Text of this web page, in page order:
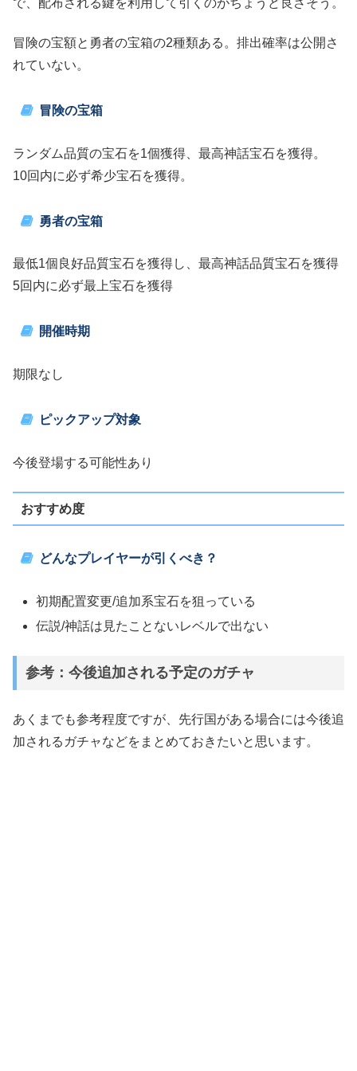
冒険の宝額と勇者の宝箱の2種類ある。排出確率は公開さ
れていない。
冒険の宝箱
ランダム品質の宝石を1個獲得、最高神話宝石を獲得。
10回内に必ず希少宝石を獲得。
勇者の宝箱
最低1個良好品質宝石を獲得し、最高神話品質宝石を獲得
5回内に必ず最上宝石を獲得
開催時期
期限なし
ピックアップ対象
今後登場する可能性あり
おすすめ度
どんなプレイヤーが引くべき？
初期配置変更/追加系宝石を狙っている
伝説/神話は見たことないレベルで出ない
参考：今後追加される予定のガチャ
あくまでも参考程度ですが、先行国がある場合には今後追
加されるガチャなどをまとめておきたいと思います。